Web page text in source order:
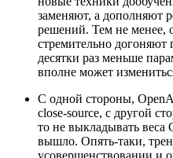
заменяют, а дополняют
решений. Тем не менее,
стремительно догоняют
десятки раз меньше
вполне может
С одной стороны,
close-source, с другой
то не выкладывать веса
вышло. Опять-таки,
усовершенствовании и